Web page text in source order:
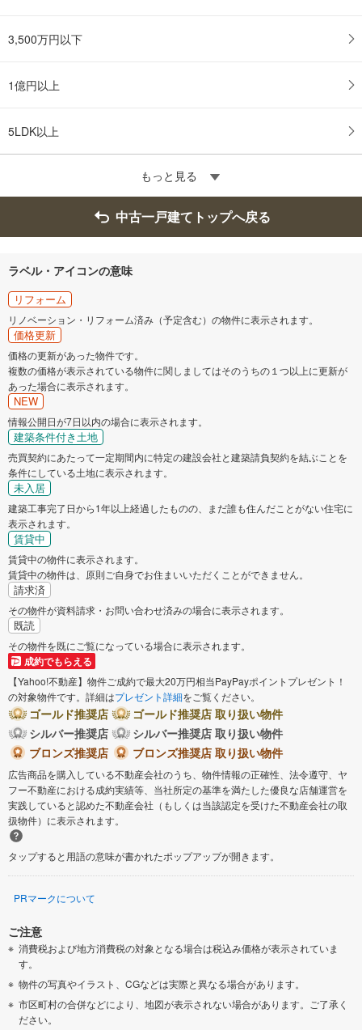
3,500万円以下
1億円以上
5LDK以上
もっと見る
中古一戸建てトップへ戻る
ラベル・アイコンの意味
リフォーム
リノベーション・リフォーム済み（予定含む）の物件に表示されます。
価格更新
価格の更新があった物件です。
複数の価格が表示されている物件に関しましてはそのうちの１つ以上に更新が
あった場合に表示されます。
NEW
情報公開日が7日以内の場合に表示されます。
建築条件付き土地
売買契約にあたって一定期間内に特定の建設会社と建築請負契約を結ぶことを
条件にしている土地に表示されます。
未入居
建築工事完了日から1年以上経過したものの、まだ誰も住んだことがない住宅に
表示されます。
賃貸中
賃貸中の物件に表示されます。
賃貸中の物件は、原則ご自身でお住まいいただくことができません。
請求済
その物件が資料請求・お問い合わせ済みの場合に表示されます。
既読
その物件を既にご覧になっている場合に表示されます。
成約でもらえる
【Yahoo!不動産】物件ご成約で最大20万円相当PayPayポイントプレゼント！
の対象物件です。詳細はプレゼント詳細をご覧ください。
ゴールド推奨店
ゴールド推奨店 取り扱い物件
シルバー推奨店
シルバー推奨店 取り扱い物件
ブロンズ推奨店
ブロンズ推奨店 取り扱い物件
広告商品を購入している不動産会社のうち、物件情報の正確性、法令遵守、ヤ
フー不動産における成約実績等、当社所定の基準を満たした優良な店舗運営を
実践していると認めた不動産会社（もしくは当該認定を受けた不動産会社の取
扱物件）に表示されます。
タップすると用語の意味が書かれたポップアップが開きます。
PRマークについて
ご注意
消費税および地方消費税の対象となる場合は税込み価格が表示されていま
す。
物件の写真やイラスト、CGなどは実際と異なる場合があります。
市区町村の合併などにより、地図が表示されない場合があります。ご了承く
ださい。